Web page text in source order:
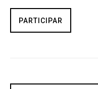
PARTICIPAR